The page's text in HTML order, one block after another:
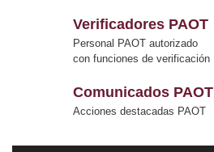
Verificadores PAOT
Personal PAOT autorizado
con funciones de verificación
Comunicados PAOT
Acciones destacadas PAOT